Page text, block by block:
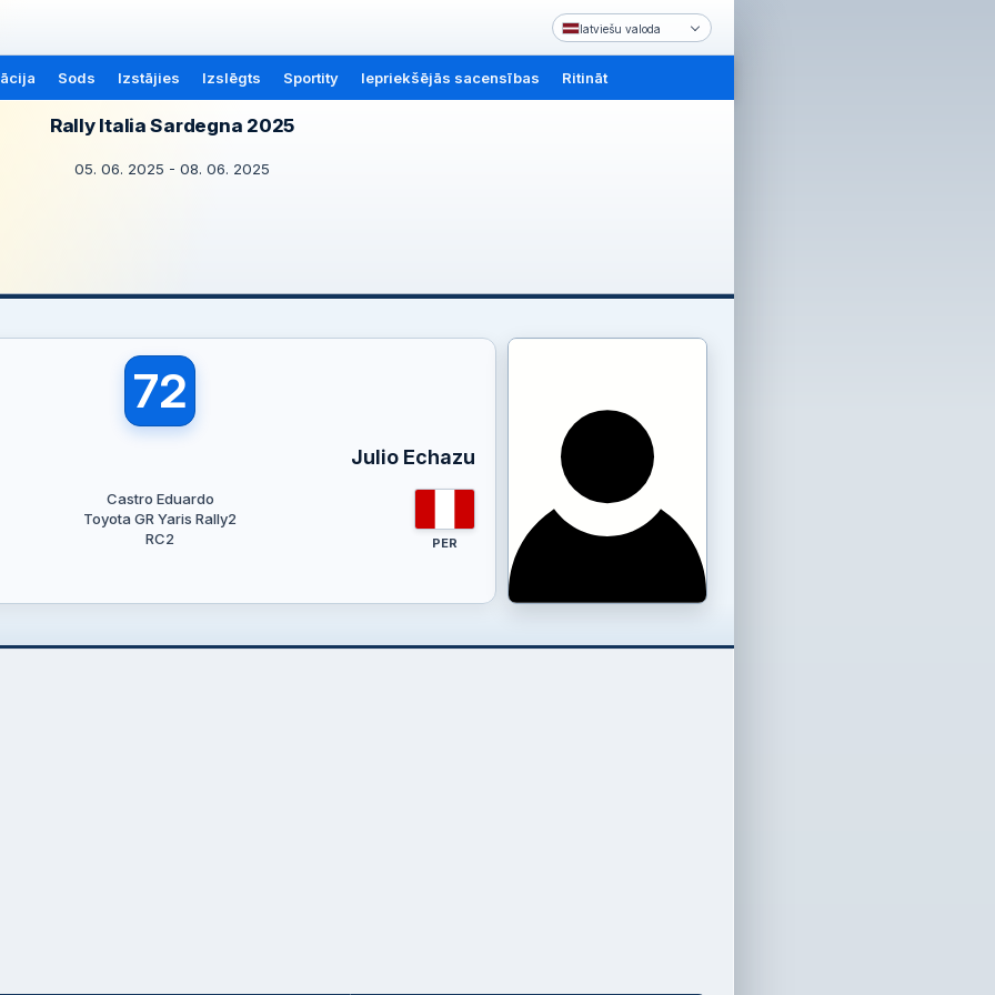
latviešu valoda
Sods Izstājies Izslēgts Sportity Iepriekšējās sacensības Ritināt
Rally Italia Sardegna 2025
05. 06. 2025 - 08. 06. 2025
72
Julio Echazu
Castro Eduardo
Toyota GR Yaris Rally2
RC2
PER